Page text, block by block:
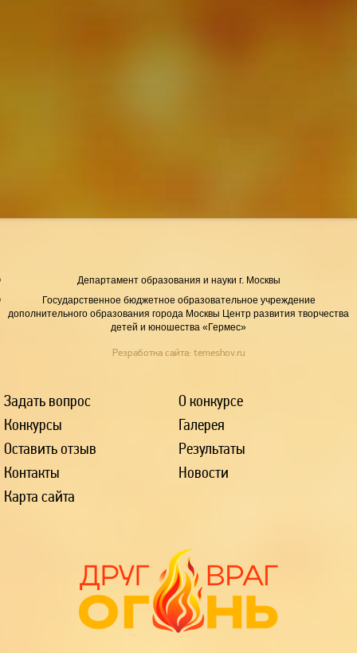
Департамент образования и науки г. Москвы
Государственное бюджетное образовательное учреждение
дополнительного образования города Москвы Центр развития творчества
детей и юношества «Гермес»
Резработка сайта: temeshov.ru
Задать вопрос
О конкурсе
Конкурсы
Галерея
Оставить отзыв
Результаты
Контакты
Новости
Карта сайта